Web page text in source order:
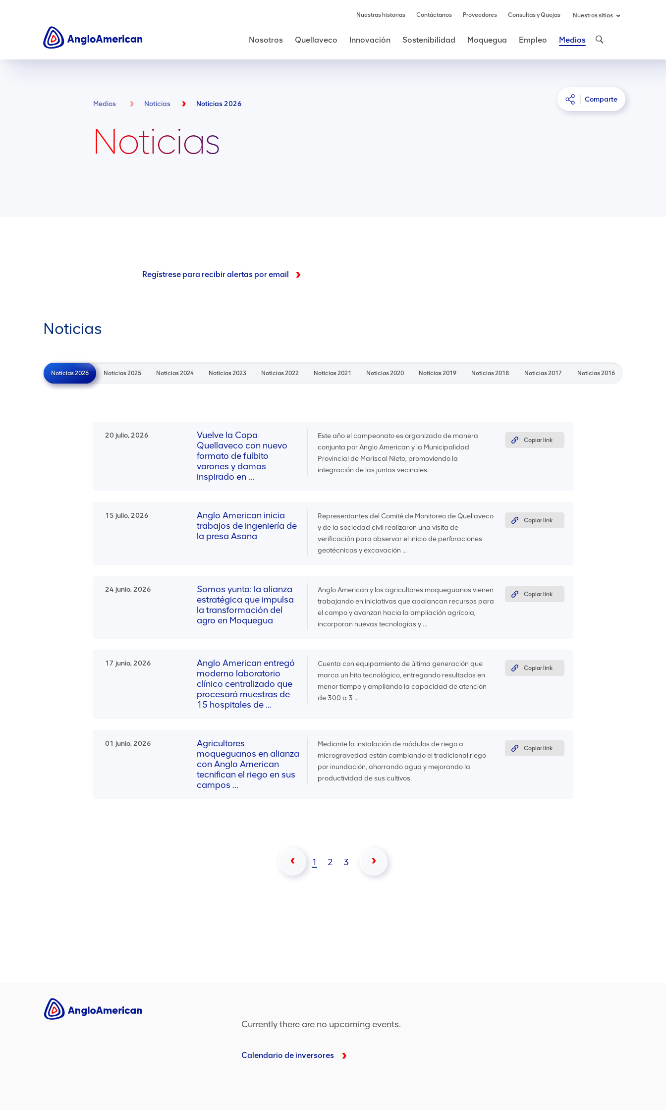
Nuestras historias Contáctanos Proveedores Consultas y Quejas Nuestros sitios
Nosotros Quellaveco Innovación Sostenibilidad Moquegua Empleo Medios
Noticias
Medios Noticias Noticias 2026
Comparte
Regístrese para recibir alertas por email
Noticias
Noticias 2026 Noticias 2025 Noticias 2024 Noticias 2023 Noticias 2022 Noticias 2021 Noticias 2020 Noticias 2019 Noticias 2018 Noticias 2017 Noticias 2016
20 julio, 2026
Vuelve la Copa
Quellaveco con nuevo
formato de fulbito
varones y damas
inspirado en ...
Este año el campeonato es organizado de manera
conjunta por Anglo American y la Municipalidad
Provincial de Mariscal Nieto, promoviendo la
integración de las juntas vecinales.
Copiar link
15 julio, 2026
Anglo American inicia
trabajos de ingeniería de
la presa Asana
Representantes del Comité de Monitoreo de Quellaveco
y de la sociedad civil realizaron una visita de
verificación para observar el inicio de perforaciones
geotécnicas y excavación ...
Copiar link
24 junio, 2026
Somos yunta: la alianza
estratégica que impulsa
la transformación del
agro en Moquegua
Anglo American y los agricultores moqueguanos vienen
trabajando en iniciativas que apalancan recursos para
el campo y avanzan hacia la ampliación agrícola,
incorporan nuevas tecnologías y ...
Copiar link
17 junio, 2026
Anglo American entregó
moderno laboratorio
clínico centralizado que
procesará muestras de
15 hospitales de ...
Cuenta con equipamiento de última generación que
marca un hito tecnológico, entregando resultados en
menor tiempo y ampliando la capacidad de atención
de 300 a 3 ...
Copiar link
01 junio, 2026
Agricultores
moqueguanos en alianza
con Anglo American
tecnifican el riego en sus
campos ...
Mediante la instalación de módulos de riego a
microgravedad están cambiando el tradicional riego
por inundación, ahorrando agua y mejorando la
productividad de sus cultivos.
Copiar link
1 2 3
Currently there are no upcoming events.
Calendario de inversores